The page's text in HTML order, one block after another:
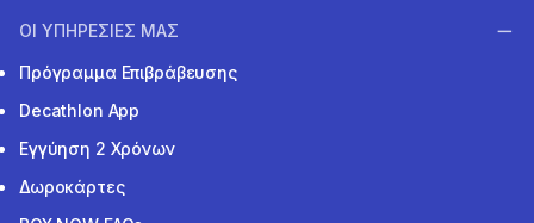
ΟΙ ΥΠΗΡΕΣΙΕΣ ΜΑΣ
Πρόγραμμα Επιβράβευσης
Decathlon App
Εγγύηση 2 Χρόνων
Δωροκάρτες